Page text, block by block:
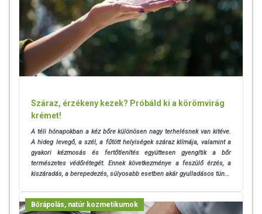
Száraz, érzékeny kezek? Próbáld ki a körömvirág
krémet!
A téli hónapokban a kéz bőre különösen nagy terhelésnek van kitéve.
A hideg levegő, a szél, a fűtött helyiségek száraz klímája, valamint a
gyakori kézmosás és fertőtlenítés együttesen gyengítik a bőr
természetes védőrétegét. Ennek következménye a feszülő érzés, a
kiszáradás, a berepedezés, súlyosabb esetben akár gyulladásos tün...
Bőrápolás, natúr kozmetikumok